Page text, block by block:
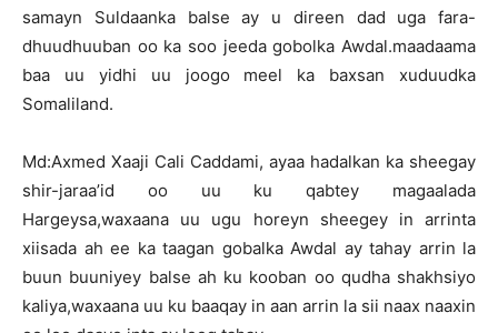
samayn Suldaanka balse ay u direen dad uga fara-
dhuudhuuban oo ka soo jeeda gobolka Awdal.maadaama
baa uu yidhi uu joogo meel ka baxsan xuduudka
Somaliland.
Md:Axmed Xaaji Cali Caddami, ayaa hadalkan ka sheegay
shir-jaraa’id oo uu ku qabtey magaalada
Hargeysa,waxaana uu ugu horeyn sheegey in arrinta
xiisada ah ee ka taagan gobalka Awdal ay tahay arrin la
buun buuniyey balse ah ku kooban oo qudha shakhsiyo
kaliya,waxaana uu ku baaqay in aan arrin la sii naax naaxin